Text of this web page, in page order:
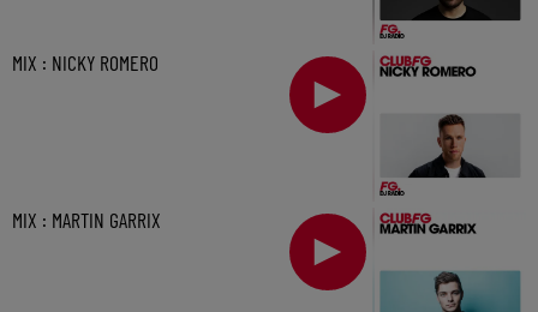
MIX : NICKY ROMERO
MIX : MARTIN GARRIX